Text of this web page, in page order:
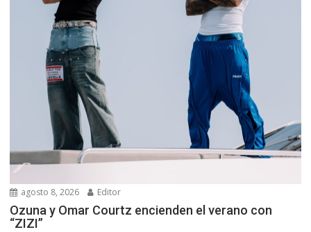
agosto 8, 2026 Editor
Ozuna y Omar Courtz encienden el verano con
“ZIZI”